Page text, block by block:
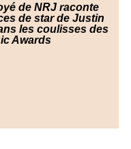
de NRJ raconte
de star de Justin
les coulisses des
Awards